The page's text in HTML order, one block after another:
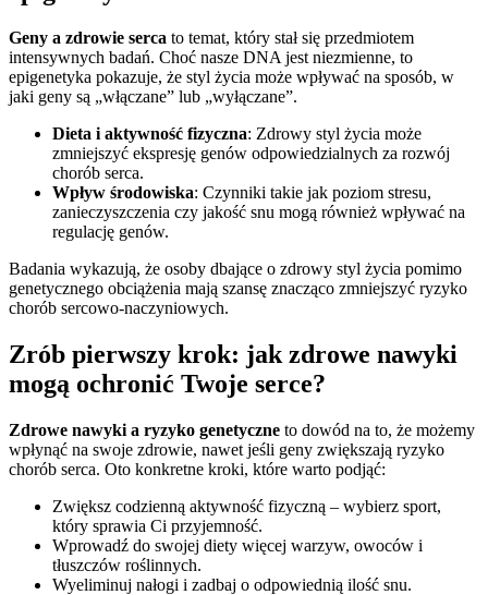
Geny a zdrowie serca to temat, który stał się przedmiotem
intensywnych badań. Choć nasze DNA jest niezmienne, to
epigenetyka pokazuje, że styl życia może wpływać na sposób, w
jaki geny są „włączane” lub „wyłączane”.
Dieta i aktywność fizyczna: Zdrowy styl życia może
zmniejszyć ekspresję genów odpowiedzialnych za rozwój
chorób serca.
Wpływ środowiska: Czynniki takie jak poziom stresu,
zanieczyszczenia czy jakość snu mogą również wpływać na
regulację genów.
Badania wykazują, że osoby dbające o zdrowy styl życia pomimo
genetycznego obciążenia mają szansę znacząco zmniejszyć ryzyko
chorób sercowo-naczyniowych.
Zrób pierwszy krok: jak zdrowe nawyki
mogą ochronić Twoje serce?
Zdrowe nawyki a ryzyko genetyczne to dowód na to, że możemy
wpłynąć na swoje zdrowie, nawet jeśli geny zwiększają ryzyko
chorób serca. Oto konkretne kroki, które warto podjąć:
Zwiększ codzienną aktywność fizyczną – wybierz sport,
który sprawia Ci przyjemność.
Wprowadź do swojej diety więcej warzyw, owoców i
tłuszczów roślinnych.
Wyeliminuj nałogi i zadbaj o odpowiednią ilość snu.